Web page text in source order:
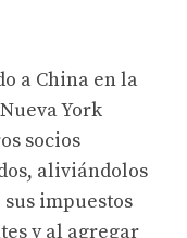
a China en la
York
socios
aliviándolos
impuestos
y al agregar